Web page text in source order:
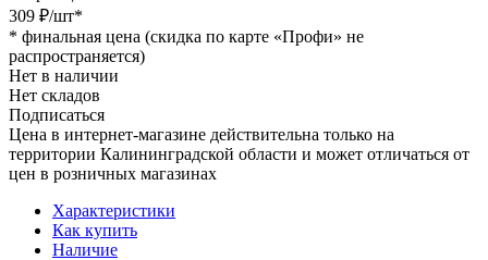
309 ₽/шт*
* финальная цена (скидка по карте «Профи» не
распространяется)
Нет в наличии
Нет складов
Подписаться
Цена в интернет-магазине действительна только на
территории Калининградской области и может отличаться от
цен в розничных магазинах
Характеристики
Как купить
Наличие